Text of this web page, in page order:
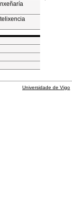
Universidade de Vigo